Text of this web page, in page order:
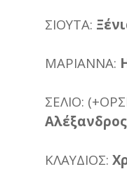
ΣΙΟΥΤΑ:
ΜΑΡΙΑΝΝΑ:
ΣΕΛΙΟ:
ΚΛΑΥΔΙΟΣ: